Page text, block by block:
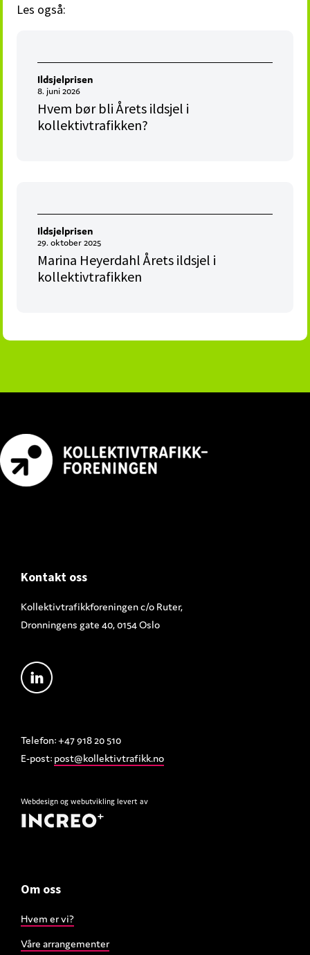
Les også:
Ildsjelprisen
8. juni 2026
Hvem bør bli Årets ildsjel i
kollektivtrafikken?
Ildsjelprisen
29. oktober 2025
Marina Heyerdahl Årets ildsjel i
kollektivtrafikken
Footer
Kontakt oss
Kollektivtrafikkforeningen c/o Ruter,
Dronningens gate 40, 0154 Oslo
Telefon: +47 918 20 510
E-post: post@kollektivtrafikk.no
Webdesign og webutvikling levert av
Om oss
Hvem er vi?
Våre arrangementer